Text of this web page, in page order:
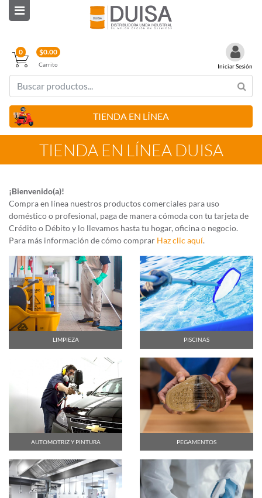
0 $0.00
Carrito Iniciar Sesión
TIENDA EN LÍNEA
TIENDA EN LÍNEA DUISA
¡Bienvenido(a)!
Compra en línea nuestros productos comerciales para uso
doméstico o profesional, paga de manera cómoda con tu tarjeta de
Crédito o Débito y lo llevamos hasta tu hogar, oficina o negocio.
Para más información de cómo comprar Haz clic aquí.
LIMPIEZA PISCINAS
AUTOMOTRIZ Y PINTURA PEGAMENTOS